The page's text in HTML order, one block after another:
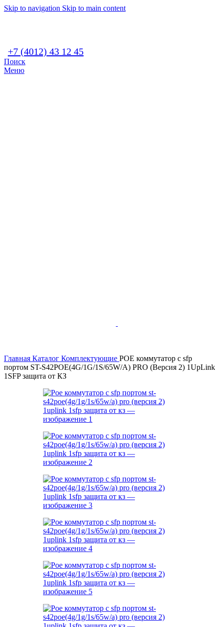
Skip to navigation Skip to main content
+7 (4012) 43 12 45
Поиск
Меню
Главная Каталог Комплектующие POE коммутатор с sfp
портом ST-S42POE(4G/1G/1S/65W/А) PRO (Версия 2) 1UpLink
1SFP защита от КЗ